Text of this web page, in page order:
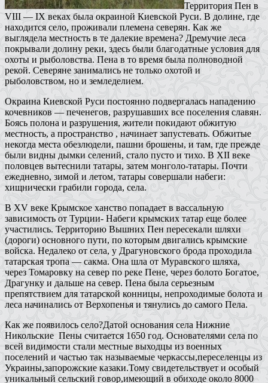
Территория Пен в
VIII — IX веках была окраиной Киевской Руси. В долине, где
находится село, проживали племена северян. Как же
выглядела местность в те далекие времена? Дремучие леса
покрывали долину реки, здесь были благодатные условия для
охоты и рыболовства. Пена в то время была полноводной
рекой. Северяне занимались не только охотой и
рыболовством, но и земледелием.
Окраина Киевской Руси постоянно подвергалась нападению
кочевников — печенегов, разрушавших все поселения славян.
Боясь полона и разрушения, жители покидают обжитую
местность, а пространство , начинает запустевать. Обжитые
некогда места обезлюдели, пашни брошены, и там, где прежде
были видны дымки селений, стало пусто и тихо. В XII веке
половцев вытеснили татары, затем монголо-татары. Почти
ежедневно, зимой и летом, татары совершали набеги:
хищнически грабили города, села.
В XV веке Крымское ханство попадает в вассальную
зависимость от Турции- Набеги крымских татар еще более
участились. Территорию Вышних Пен пересекали шляхи
(дороги) основного пути, по которым двигались крымские
войска. Недалеко от села, у Драгуновского брода проходила
татарская тропа — сакма. Она шла от Муравского шляха,
через Томаровку на север по реке Пене, через болото Богатое,
Драгунку и дальше на север. Пена была серьезным
препятствием для татарской конницы, непроходимые болота и
леса начинались от Верхопенья и тянулись до самого Пела.
Как же появилось село?Датой основания села Нижние
Никольские Пены считается 1650 год. Основателями села по
всей видимости стали местные выходцы из военных
поселений и частью так называемые черкассы,переселенцы из
Украины,запорожские казаки.Тому свидетельствует и особый
уникальный сельский говор,имеющий в обиходе около 8000